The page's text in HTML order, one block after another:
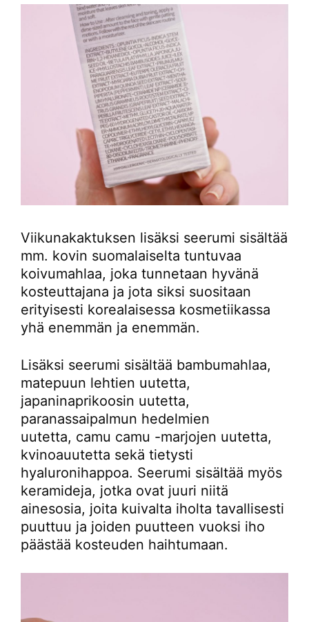
Viikunakaktuksen lisäksi seerumi sisältää
mm. kovin suomalaiselta tuntuvaa
koivumahlaa, joka tunnetaan hyvänä
kosteuttajana ja jota siksi suositaan
erityisesti korealaisessa kosmetiikassa
yhä enemmän ja enemmän.
Lisäksi seerumi sisältää bambumahlaa,
matepuun lehtien uutetta,
japaninaprikoosin uutetta,
paranassaipalmun hedelmien
uutetta, camu camu -marjojen uutetta,
kvinoauutetta sekä tietysti
hyaluronihappoa. Seerumi sisältää myös
keramideja, jotka ovat juuri niitä
ainesosia, joita kuivalta iholta tavallisesti
puuttuu ja joiden puutteen vuoksi iho
päästää kosteuden haihtumaan.